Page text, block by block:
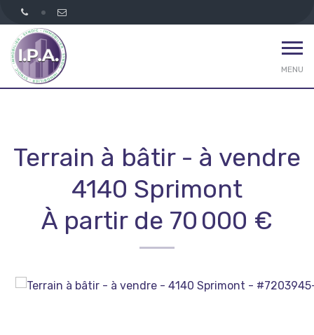
MENU
Terrain à bâtir - à vendre
4140 Sprimont
À partir de 70 000 €